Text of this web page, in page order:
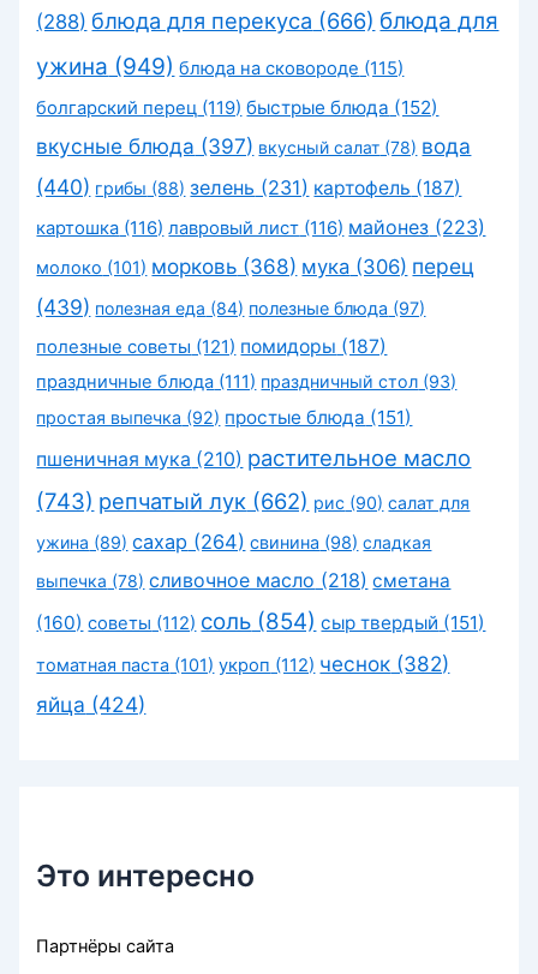
(288) блюда для перекуса (666) блюда для
ужина (949) блюда на сковороде (115)
болгарский перец (119) быстрые блюда (152)
вкусные блюда (397) вкусный салат (78) вода
(440) грибы (88) зелень (231) картофель (187)
картошка (116) лавровый лист (116) майонез (223)
молоко (101) морковь (368) мука (306) перец
(439) полезная еда (84) полезные блюда (97)
полезные советы (121) помидоры (187)
праздничные блюда (111) праздничный стол (93)
простая выпечка (92) простые блюда (151)
пшеничная мука (210) растительное масло
(743) репчатый лук (662) рис (90) салат для
ужина (89) сахар (264) свинина (98) сладкая
выпечка (78) сливочное масло (218) сметана
(160) советы (112) соль (854) сыр твердый (151)
томатная паста (101) укроп (112) чеснок (382)
яйца (424)
Это интересно
Партнёры сайта